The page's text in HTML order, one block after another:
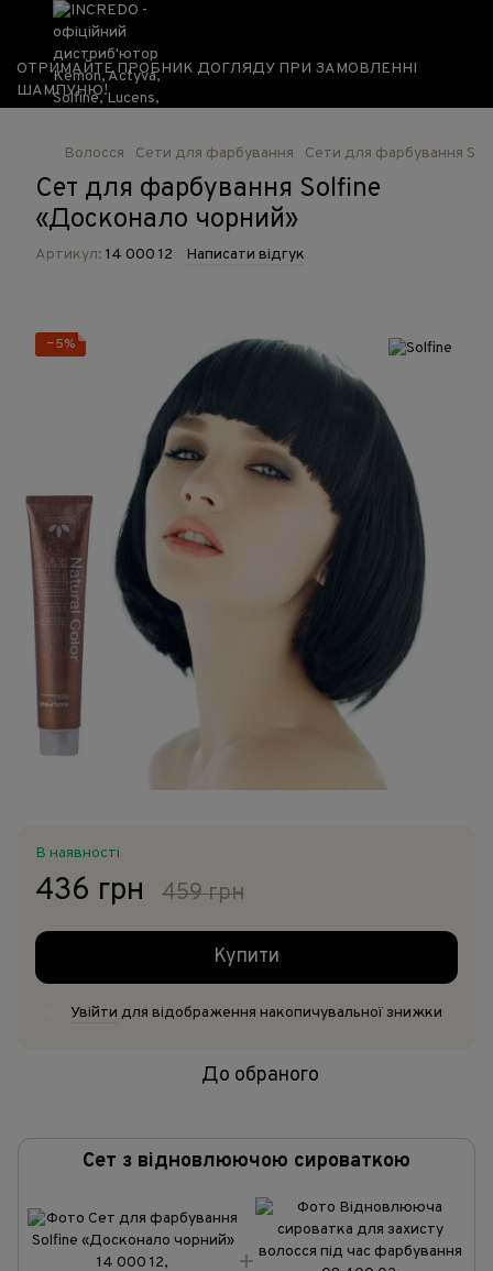
ОТРИМАЙТЕ ПРОБНИК ДОГЛЯДУ ПРИ ЗАМОВЛЕННІ
ШАМПУНЮ!
Волосся Сети для фарбування Сети для фарбування
Сет для фарбування Solfine
«Досконало чорний»
Артикул: 14 000 12 Написати відгук
−5%
В наявності
436 грн 459 грн
Купити
Увійти для відображення накопичувальної знижки
До обраного
Сет з відновлюючою сироваткою